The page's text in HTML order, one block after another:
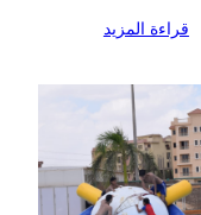
قراءة المزيد